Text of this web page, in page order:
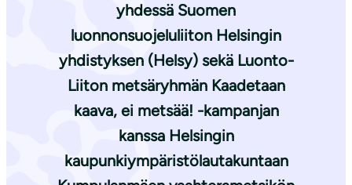
yhdessä Suomen
luonnonsuojeluliiton Helsingin
yhdistyksen (Helsy) sekä Luonto-
Liiton metsäryhmän Kaadetaan
kaava, ei metsää! -kampanjan
kanssa Helsingin
kaupunkiympäristölautakuntaan